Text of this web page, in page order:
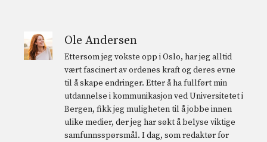
Ole Andersen
Ettersom jeg vokste opp i Oslo, har jeg alltid
vært fascinert av ordenes kraft og deres evne
til å skape endringer. Etter å ha fullført min
utdannelse i kommunikasjon ved Universitetet i
Bergen, fikk jeg muligheten til å jobbe innen
ulike medier, der jeg har søkt å belyse viktige
samfunnsspørsmål. I dag, som redaktør for